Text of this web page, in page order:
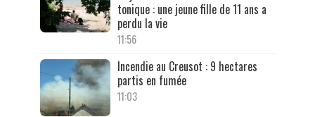
tonique : une jeune fille de 11 ans a
perdu la vie
11:56
Incendie au Creusot : 9 hectares
partis en fumée
11:03